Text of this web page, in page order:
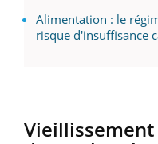
Alimentation : le
risque d'insuffisance